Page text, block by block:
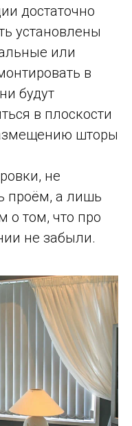
достаточно
установлены
или
в
будут
в плоскости
шторы
не
проём, а лишь
том, что про
не забыли.